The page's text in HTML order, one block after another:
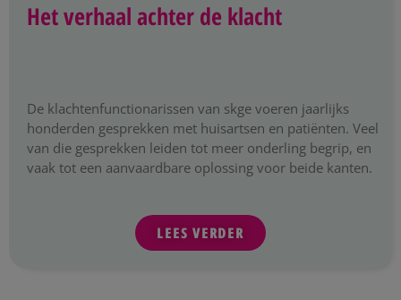
Het verhaal achter de klacht
De klachtenfunctionarissen van skge voeren jaarlijks
honderden gesprekken met huisartsen en patiënten. Veel
van die gesprekken leiden tot meer onderling begrip, en
vaak tot een aanvaardbare oplossing voor beide kanten.
LEES VERDER